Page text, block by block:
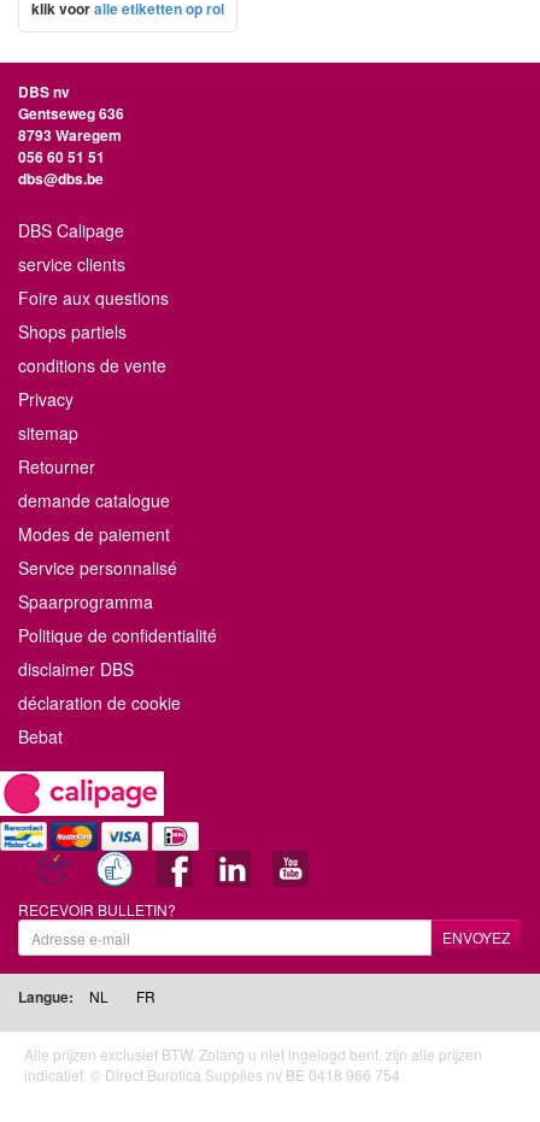
klik vooralle etiketten op rol
DBS nv
Gentseweg 636
8793 Waregem
056 60 51 51
dbs@dbs.be
DBS Calipage
service clients
Foire aux questions
Shops partiels
conditions de vente
Privacy
sitemap
Retourner
demande catalogue
Modes de paiement
Service personnalisé
Spaarprogramma
Politique de confidentialité
disclaimer DBS
déclaration de cookie
Bebat
RECEVOIR BULLETIN?
ENVOYEZ
Langue: NL FR
Alle prijzen exclusief BTW. Zolang u niet ingelogd bent, zijn alle prijzen
indicatief. © Direct Burotica Supplies nv BE 0418 966 754